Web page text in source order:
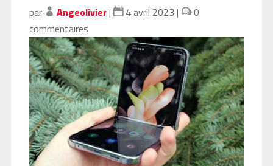
par Angeolivier| 4 avril 2023 |
0
commentaires